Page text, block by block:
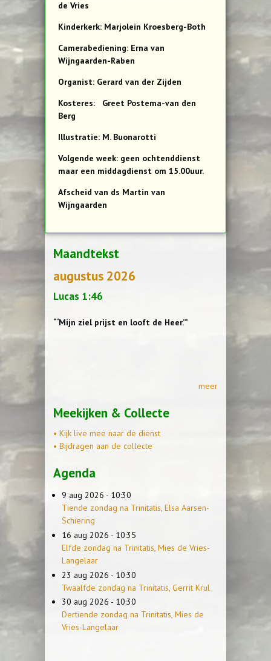
de Vries
Kinderkerk: Marjolein Kroesberg-Both
Camerabediening: Erna van
Wijngaarden-Raben
Organist: Gerard van der Zijden
Kosteres: Greet Postema-van den
Berg
Illustratie: M. Buonarotti
Volgende week: geen ochtenddienst
maar een middagdienst om 15.00uur.
Afscheid van ds Martin van
Wijngaarden
Maandtekst
augustus 2026
Lucas 1:46
“‘Mijn ziel prijst en looft de Heer.’”
meer
Meekijken & Collecte
• Kijk live mee naar de dienst
• Bijdragen aan de collecte
Agenda
9 aug 2026 - 10:30
Tiende zondag na Trinitatis, Elsa Aarsen-
Schiering
16 aug 2026 - 10:35
Elfde zondag na Trinitatis, Mies de Vries-
Langelaar
23 aug 2026 - 10:30
Twaalfde zondag na Trinitatis, Gerrit Krul
30 aug 2026 - 10:30
Dertiende zondag na Trinitatis, Mies de
Vries-Langelaar